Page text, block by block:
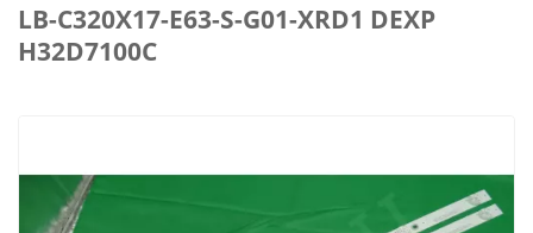
LB-C320X17-E63-S-G01-XRD1 DEXP
H32D7100C